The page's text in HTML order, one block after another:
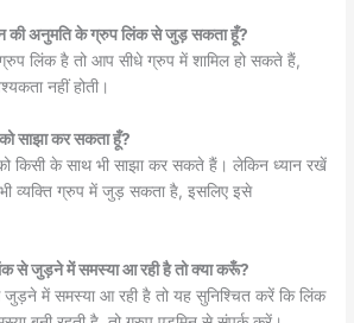
की अनुमति के ग्रुप लिंक से जुड़ सकता हूँ?
लिंक है तो आप सीधे ग्रुप में शामिल हो सकते हैं,
नहीं होती।
साझा कर सकता हूँ?
किसी के साथ भी साझा कर सकते हैं। लेकिन ध्यान रखें
व्यक्ति ग्रुप में जुड़ सकता है, इसलिए इसे
से जुड़ने में समस्या आ रही है तो क्या करूँ?
में समस्या आ रही है तो यह सुनिश्चित करें कि लिंक